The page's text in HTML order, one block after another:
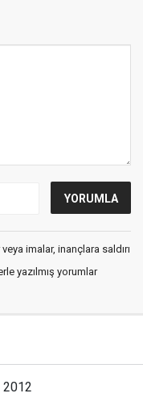
imalar, inançlara saldırı
yazılmış yorumlar